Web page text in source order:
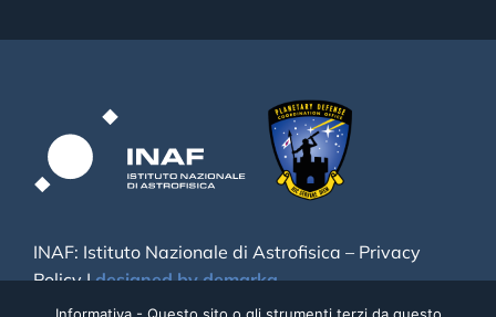
INAF: Istituto Nazionale di Astrofisica – Privacy
Policy|designed by demarka